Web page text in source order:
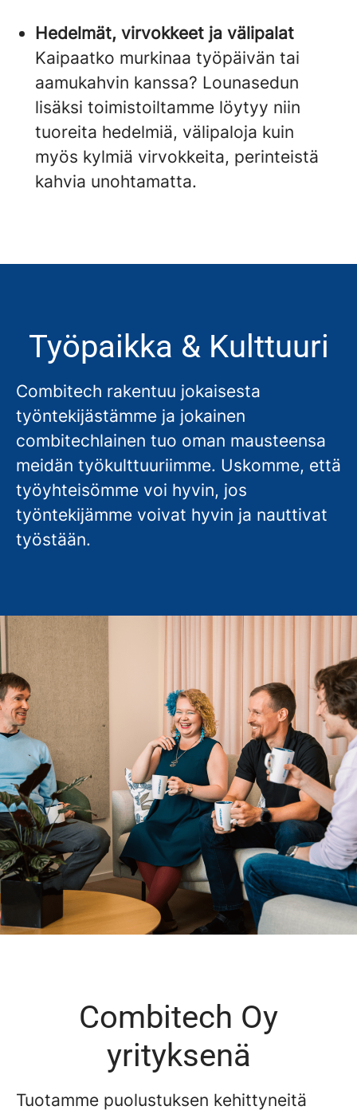
Hedelmät, virvokkeet ja välipalat
Kaipaatko murkinaa työpäivän tai
aamukahvin kanssa? Lounasedun
lisäksi toimistoiltamme löytyy niin
tuoreita hedelmiä, välipaloja kuin
myös kylmiä virvokkeita, perinteistä
kahvia unohtamatta.
Työpaikka & Kulttuuri
Combitech rakentuu jokaisesta
työntekijästämme ja jokainen
combitechlainen tuo oman mausteensa
meidän työkulttuuriimme. Uskomme, että
työyhteisömme voi hyvin, jos
työntekijämme voivat hyvin ja nauttivat
työstään.
Combitech Oy
yrityksenä
Tuotamme puolustuksen kehittyneitä